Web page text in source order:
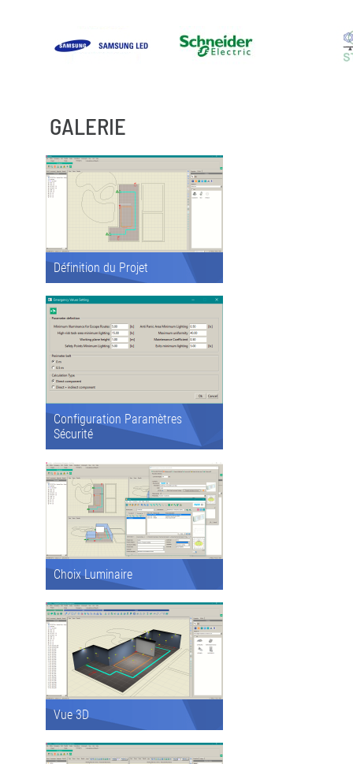
GALERIE
Définition du Projet
Configuration Paramètres
Sécurité
Choix Luminaire
Vue 3D